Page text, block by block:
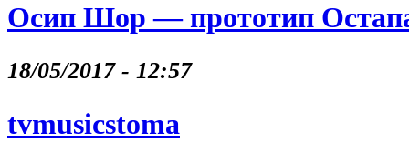
Осип Шор — прототип
18/05/2017 - 12:57
tvmusicstoma